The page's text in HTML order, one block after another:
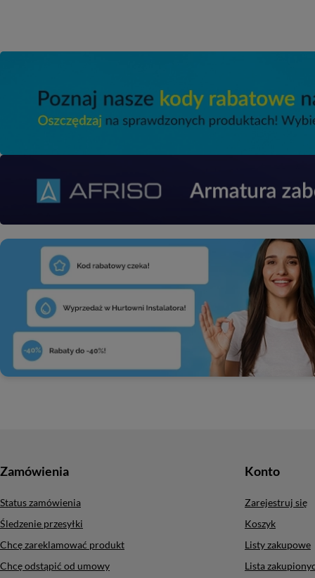
Zamówienia
Status zamówienia
Śledzenie przesyłki
Chcę zareklamować produkt
Chcę odstąpić od umowy
Konto
Zarejestruj się
Koszyk
Listy zakupowe
Lista